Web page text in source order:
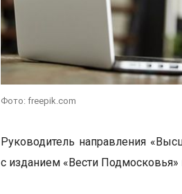
Фото: freepik.com
Руководитель направления
с изданием «Вести